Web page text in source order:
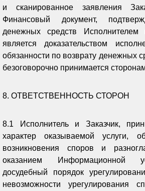
и сканированное заявления
Финансовый документ,
денежных средств Исполнителем
является доказательством
обязанности по возврату денежных
безоговорочно принимается
8. ОТВЕТСТВЕННОСТЬ СТОРОН
8.1 Исполнитель и Заказчик,
характер оказываемой услуги,
возникновения споров и
оказанием Информационной
досудебный порядок
невозможности урегулирования